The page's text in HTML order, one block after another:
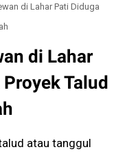
di Lahar Pati Diduga
di Lahar
Talud
atau tanggul